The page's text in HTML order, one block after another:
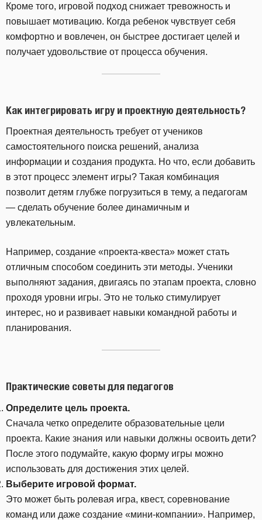
Кроме того, игровой подход снижает тревожность и
повышает мотивацию. Когда ребенок чувствует себя
комфортно и вовлечен, он быстрее достигает целей и
получает удовольствие от процесса обучения.
Как интегрировать игру и проектную деятельность?
Проектная деятельность требует от учеников
самостоятельного поиска решений, анализа
информации и создания продукта. Но что, если добавить
в этот процесс элемент игры? Такая комбинация
позволит детям глубже погрузиться в тему, а педагогам
— сделать обучение более динамичным и
увлекательным.
Например, создание «проекта-квеста» может стать
отличным способом соединить эти методы. Ученики
выполняют задания, двигаясь по этапам проекта, словно
проходя уровни игры. Это не только стимулирует
интерес, но и развивает навыки командной работы и
планирования.
Практические советы для педагогов
Определите цель проекта.
Сначала четко определите образовательные цели
проекта. Какие знания или навыки должны освоить дети?
После этого подумайте, какую форму игры можно
использовать для достижения этих целей.
Выберите игровой формат.
Это может быть ролевая игра, квест, соревнование
команд или даже создание «мини-компании». Например,